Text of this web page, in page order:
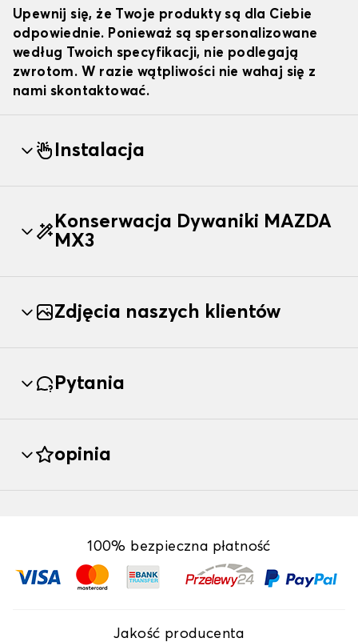
Upewnij się, że Twoje produkty są dla Ciebie
odpowiednie. Ponieważ są spersonalizowane
według Twoich specyfikacji, nie podlegają
zwrotom. W razie wątpliwości nie wahaj się z
nami skontaktować.
Instalacja
Konserwacja Dywaniki MAZDA
MX3
Zdjęcia naszych klientów
Pytania
opinia
100% bezpieczna płatność
Jakość producenta